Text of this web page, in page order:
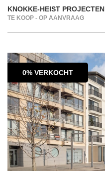
KNOKKE-HEIST PROJECTEN
TE KOOP - OP AANVRAAG
0% VERKOCHT